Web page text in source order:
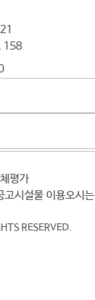
158
체평가
고 시설물 이용
오시
RESERVED.